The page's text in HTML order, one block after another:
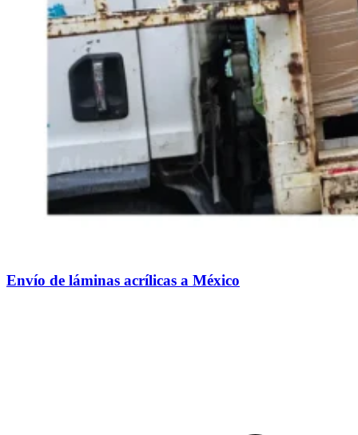
Envío de láminas acrílicas a México